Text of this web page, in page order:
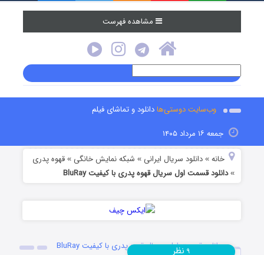
مشاهده فهرست
وب‌سایت دوستی‌هادانلود و تماشای فیلم
جمعه ۱۶ مرداد ۱۴۰۵
خانه »دانلود سریال ایرانی » شبکه نمایش خانگی »قهوه پدری
»دانلود قسمت اول سریال قهوه پدری با کیفیت BluRay
دانلود قسمت اول سریال قهوه پدری با کیفیت BluRay
۹ نظر